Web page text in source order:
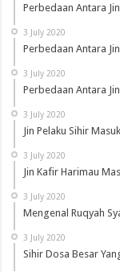
Perbedaan Antara
3 July 2020
Perbedaan Antara
3 July 2020
Perbedaan Antara
3 July 2020
Jin Pelaku Sihir
3 July 2020
Jin Kafir Harimau
3 July 2020
Mengenal Ruqyah
3 July 2020
Sihir Dosa Besar